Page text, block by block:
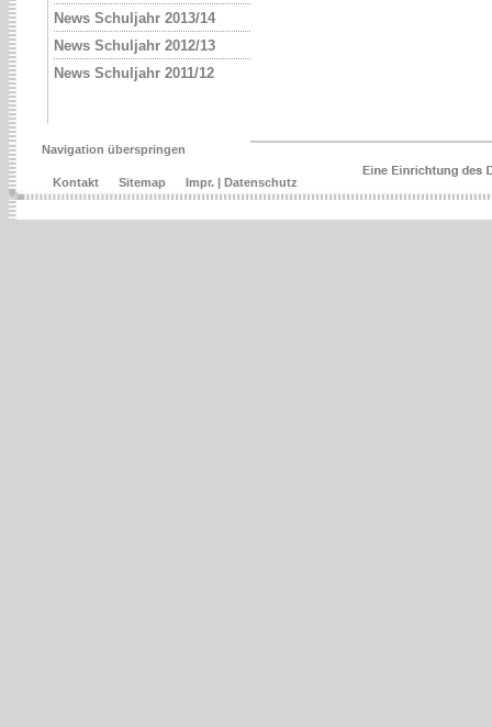
News Schuljahr 2013/14
News Schuljahr 2012/13
News Schuljahr 2011/12
Navigation überspringen
Kontakt Sitemap Impr. | Datenschutz